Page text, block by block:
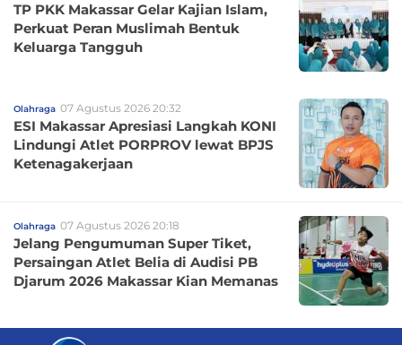
TP PKK Makassar Gelar Kajian Islam,
Perkuat Peran Muslimah Bentuk
Keluarga Tangguh
Olahraga 07 Agustus 2026 20:32
ESI Makassar Apresiasi Langkah KONI
Lindungi Atlet PORPROV lewat BPJS
Ketenagakerjaan
Olahraga 07 Agustus 2026 20:18
Jelang Pengumuman Super Tiket,
Persaingan Atlet Belia di Audisi PB
Djarum 2026 Makassar Kian Memanas